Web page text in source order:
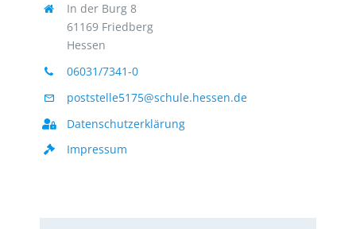
In der Burg 8
61169 Friedberg
Hessen
06031/7341-0
poststelle5175@schule.hessen.de
Datenschutzerklärung
Impressum